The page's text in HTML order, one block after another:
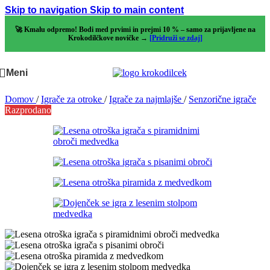
Skip to navigation Skip to main content
🚀 Kmalu odpremo! Bodi med prvimi in prejmi 10 % – samo za prijavljene na
Krokodilčkove novičke → [Pridruži se zdaj]
Meni
Domov / Igrače za otroke / Igrače za najmlajše / Senzorične igrače
Razprodano